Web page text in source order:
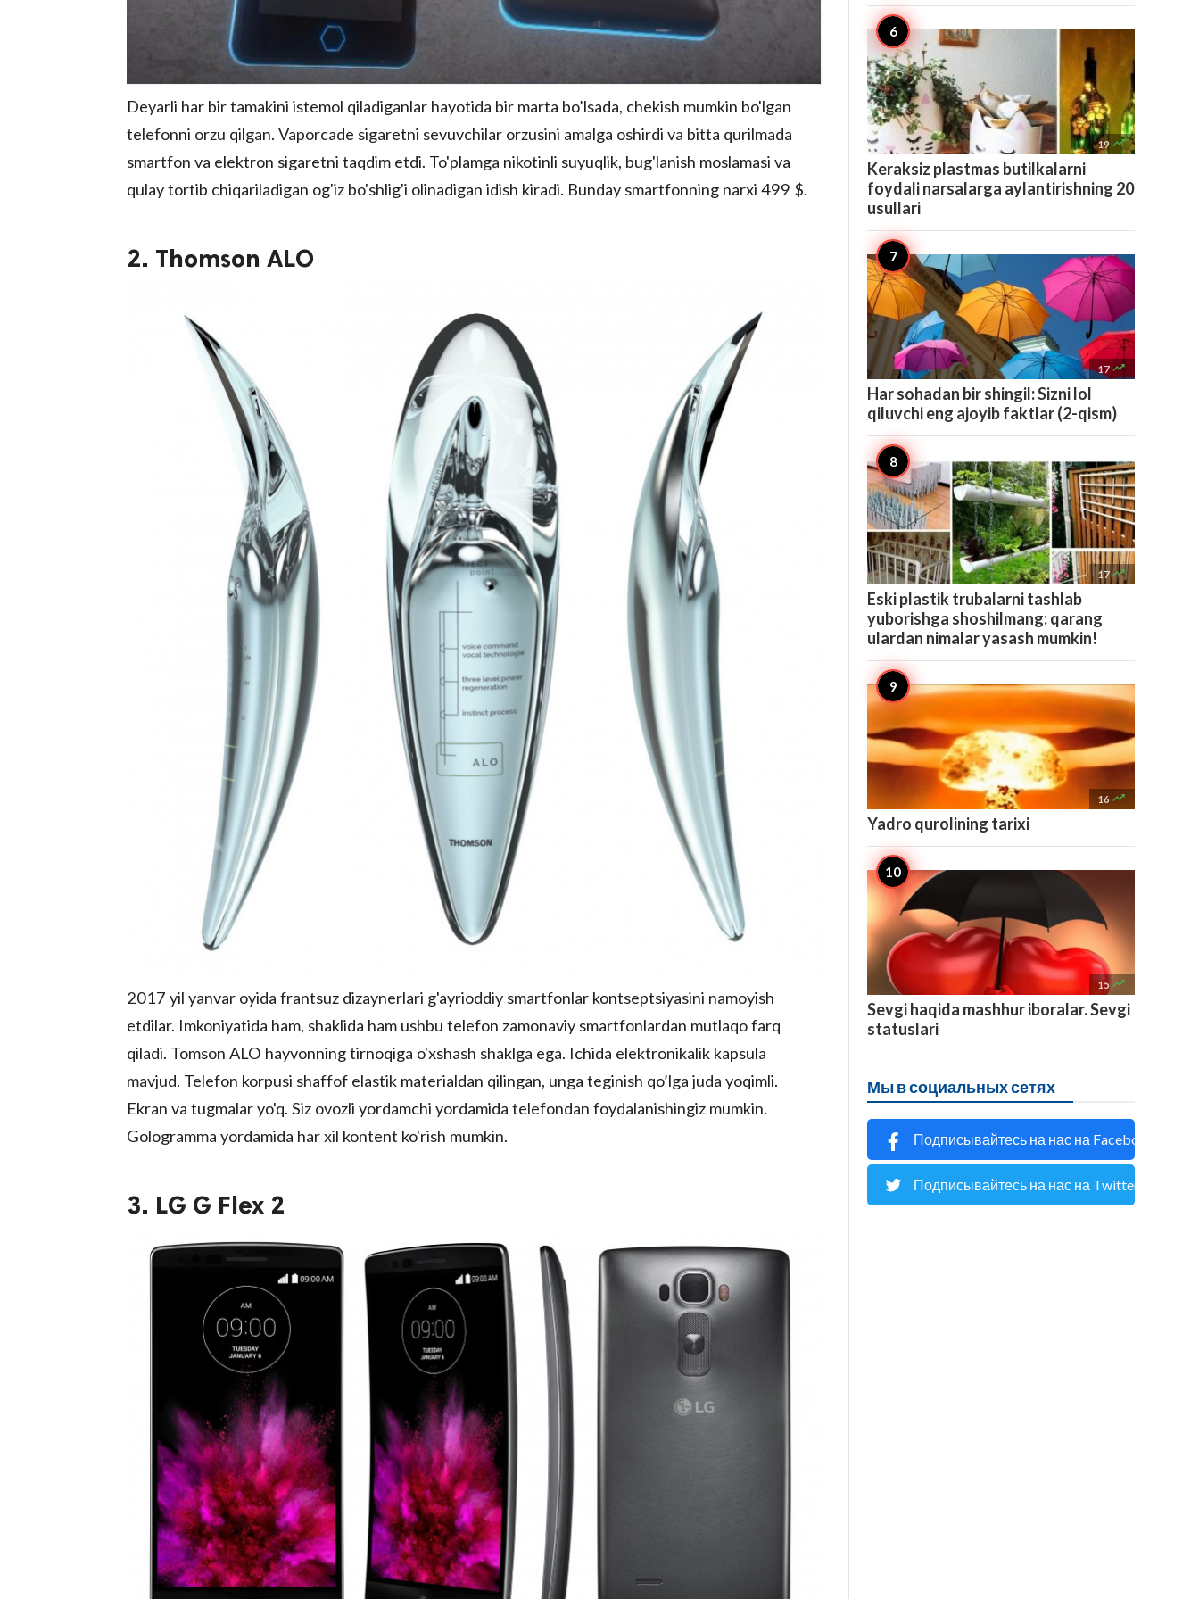
Deyarli har bir tamakini istemol qiladiganlar hayotida bir marta bo’lsada, chekish mumkin bo'lgan
telefonni orzu qilgan. Vaporcade sigaretni sevuvchilar orzusini amalga oshirdi va bitta qurilmada
smartfon va elektron sigaretni taqdim etdi. To'plamga nikotinli suyuqlik, bug'lanish moslamasi va
qulay tortib chiqariladigan og'iz bo'shlig'i olinadigan idish kiradi. Bunday smartfonning narxi 499 $.
2. Thomson ALO
2017 yil yanvar oyida frantsuz dizaynerlari g'ayrioddiy smartfonlar kontseptsiyasini namoyish
etdilar. Imkoniyatida ham, shaklida ham ushbu telefon zamonaviy smartfonlardan mutlaqo farq
qiladi. Tomson ALO hayvonning tirnoqiga o'xshash shaklga ega. Ichida elektronikalik kapsula
mavjud. Telefon korpusi shaffof elastik materialdan qilingan, unga teginish qo’lga juda yoqimli.
Ekran va tugmalar yo'q. Siz ovozli yordamchi yordamida telefondan foydalanishingiz mumkin.
Gologramma yordamida har xil kontent ko'rish mumkin.
3. LG G Flex 2
19 
Keraksiz plastmas butilkalarni
foydali narsalarga aylantirishning 20
usullari
17 
Har sohadan bir shingil: Sizni lol
qiluvchi eng ajoyib faktlar (2-qism)
17 
Eski plastik trubalarni tashlab
yuborishga shoshilmang: qarang
ulardan nimalar yasash mumkin!
16 
Yadro qurolining tarixi
15 
Sevgi haqida mashhur iboralar. Sevgi
statuslari
Мы в социальных сетях
Подписывайтесь на нас на Facebook
Подписывайтесь на нас на Twitter